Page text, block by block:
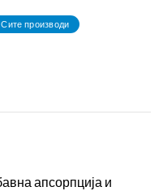
Сите производи
апсорпција и